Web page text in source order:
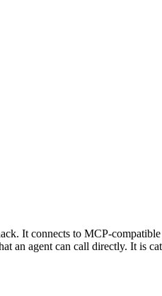
It connects to MCP-
an agent can call directly. It is